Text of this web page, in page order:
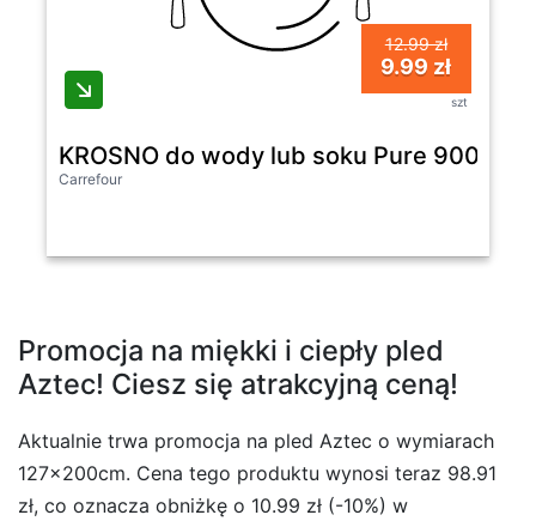
12.99 zł
9.99 zł
szt
KROSNO do wody lub soku Pure 900 ml
Carrefour
Promocja na miękki i ciepły pled
Aztec! Ciesz się atrakcyjną ceną!
Aktualnie trwa promocja na pled Aztec o wymiarach
127x200cm. Cena tego produktu wynosi teraz 98.91
zł, co oznacza obniżkę o 10.99 zł (-10%) w